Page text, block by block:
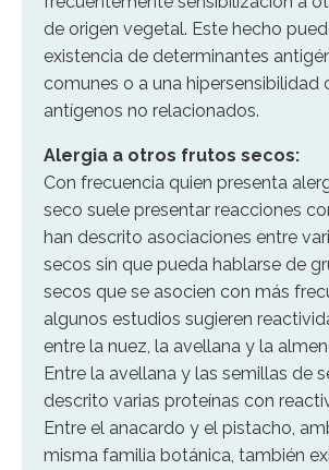
de origen vegetal. Este hecho
existencia de determinantes
comunes o a una hipersensibilidad
antígenos no relacionados.
Alergia a otros frutos secos:
Con frecuencia quien presenta
seco suele presentar reacciones
han descrito asociaciones entre
secos sin que pueda hablarse de
secos que se asocien con más
algunos estudios sugieren
entre la nuez, la avellana y la
Entre la avellana y las semillas de
descrito varias proteínas con
Entre el anacardo y el pistacho,
misma familia botánica, también